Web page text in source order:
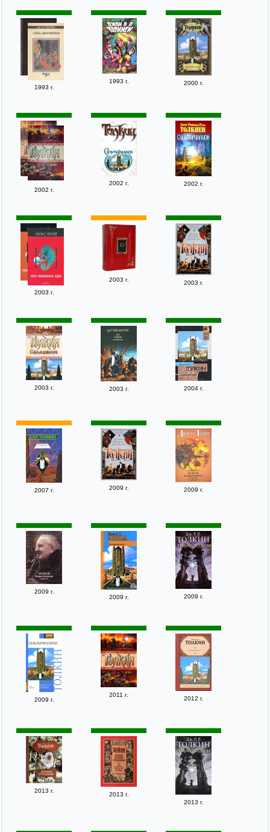
1993 г.
1993 г. 2000 г.
2002 г.
2002 г. 2002 г.
2003 г.
2003 г. 2003 г.
2003 г. 2003 г. 2004 г.
2007 г. 2009 г. 2009 г.
2009 г.
2009 г.
2009 г.
2009 г.
2011 г.
2012 г.
2013 г.
2013 г.
2013 г.